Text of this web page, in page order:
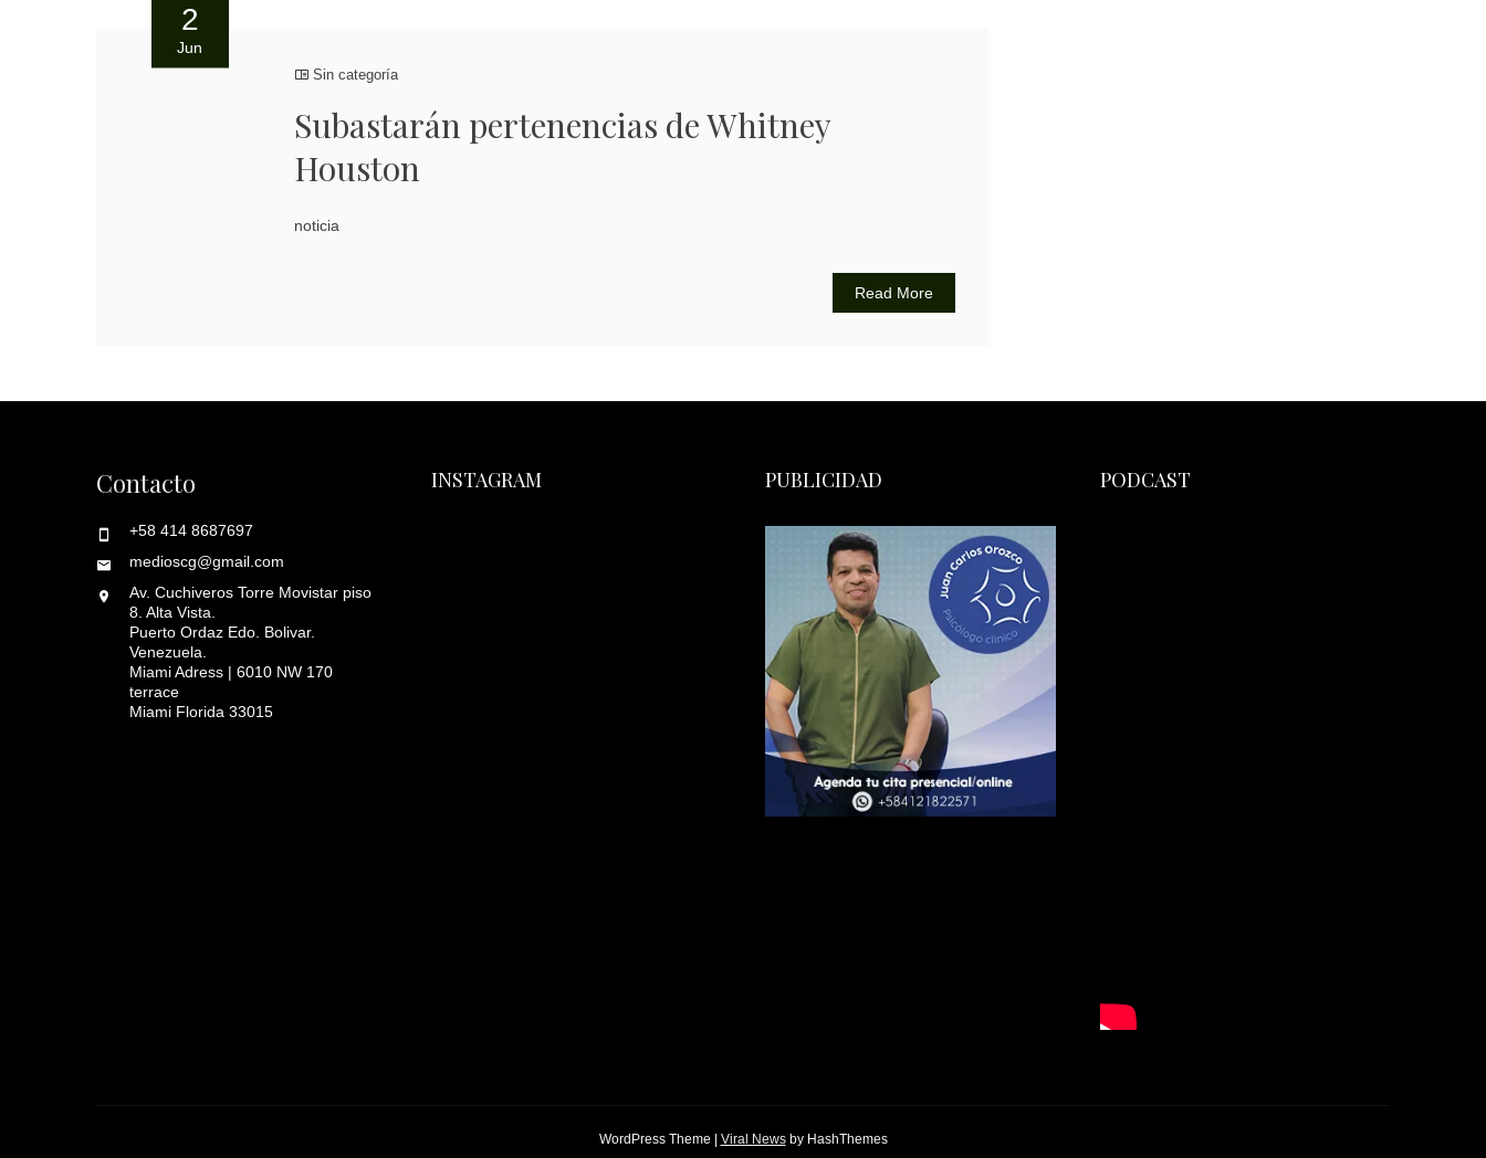
2
Jun
Sin categoría
Subastarán pertenencias de Whitney
Houston
noticia
Read More
Contacto
+58 414 8687697
medioscg@gmail.com
Av. Cuchiveros Torre Movistar piso
8. Alta Vista.
Puerto Ordaz Edo. Bolivar.
Venezuela.
Miami Adress | 6010 NW 170
terrace
Miami Florida 33015
INSTAGRAM PUBLICIDAD PODCAST
WordPress Theme Viral Newsby HashThemes